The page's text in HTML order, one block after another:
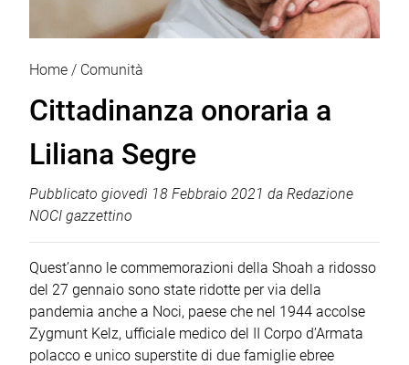
Home Comunità
Cittadinanza onoraria a
Liliana Segre
Pubblicato giovedì 18 Febbraio 2021 da Redazione
NOCI gazzettino
Quest’anno le commemorazioni della Shoah a ridosso
del 27 gennaio sono state ridotte per via della
pandemia anche a Noci, paese che nel 1944 accolse
Zygmunt Kelz, ufficiale medico del II Corpo d’Armata
polacco e unico superstite di due famiglie ebree